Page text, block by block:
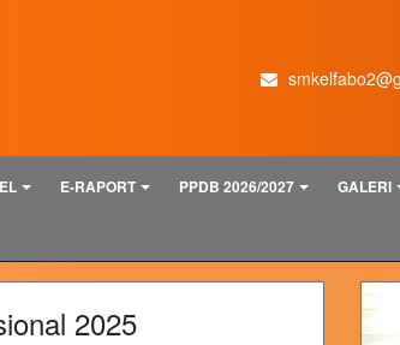
E-RAPORT PPDB 2026/2027 GALERI
2025